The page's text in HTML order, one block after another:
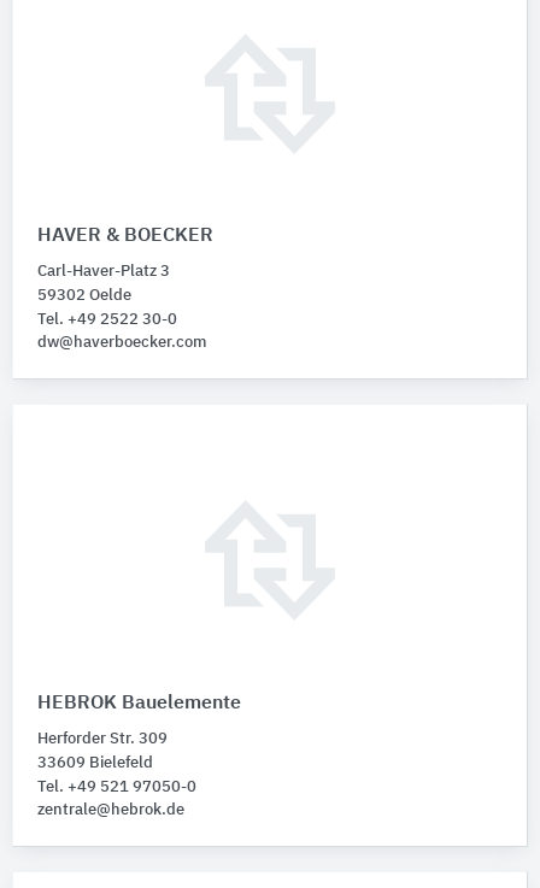
HAVER & BOECKER
Carl-Haver-Platz 3
59302 Oelde
Tel. +49 2522 30-0
dw@haverboecker.com
HEBROK Bauelemente
Herforder Str. 309
33609 Bielefeld
Tel. +49 521 97050-0
zentrale@hebrok.de